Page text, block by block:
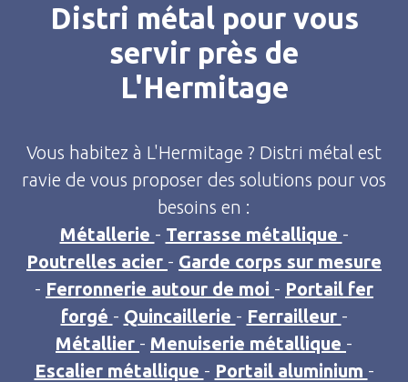
Distri métal pour vous
servir près de
L'Hermitage
Vous habitez à L'Hermitage ? Distri métal est
ravie de vous proposer des solutions pour vos
besoins en :
Métallerie - Terrasse métallique -
Poutrelles acier - Garde corps sur mesure
- Ferronnerie autour de moi - Portail fer
forgé - Quincaillerie - Ferrailleur -
Métallier - Menuiserie métallique -
Escalier métallique - Portail aluminium -